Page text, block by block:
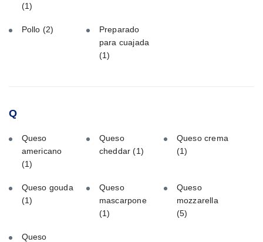
(1)
Pollo (2)
Preparado
para cuajada
(1)
Q
Queso
americano
(1)
Queso
cheddar(1)
Queso crema
(1)
Queso gouda
(1)
Queso
mascarpone
(1)
Queso
mozzarella
(5)
Queso